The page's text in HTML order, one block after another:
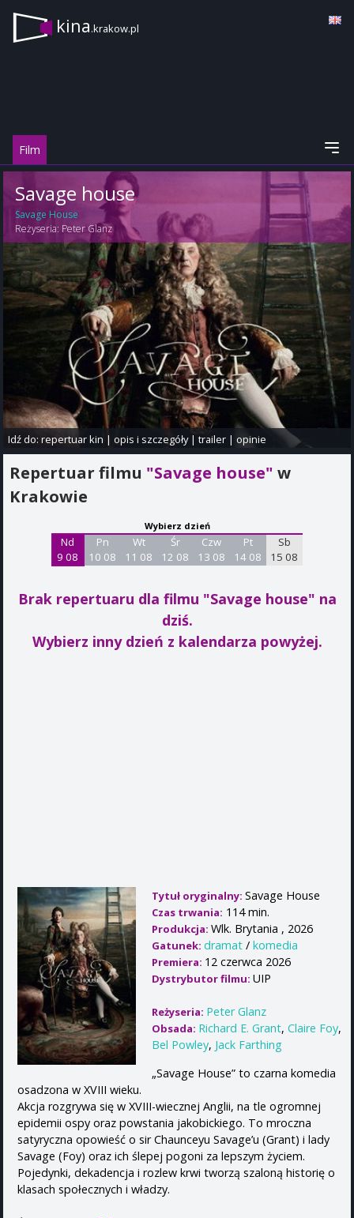
kina.krakow.pl
Film
Savage house
Savage House
Reżyseria: Peter Glanz
Idź do:repertuar kin |opis i szczegóły|trailer |opinie
Repertuar filmu "Savage house" w
Krakowie
Wybierz dzień
Nd
9 08
Pn
10 08
Wt
11 08
Śr
12 08
Czw
13 08
Pt
14 08
Sb
15 08
Brak repertuaru dla filmu "Savage house" na
dziś.
Wybierz inny dzień z kalendarza powyżej.
Tytuł oryginalny: Savage House
Czas trwania: 114 min.
Produkcja: Wlk. Brytania , 2026
Gatunek: dramat / komedia
Premiera: 12 czerwca 2026
Dystrybutor filmu: UIP
Reżyseria: Peter Glanz
Obsada: Richard E. Grant, Claire Foy,
Bel Powley, Jack Farthing
„Savage House” to czarna komedia
osadzona w XVIII wieku.
Akcja rozgrywa się w XVIII-wiecznej Anglii, na tle ogromnej
epidemii ospy oraz powstania jakobickiego. To mroczna
satyryczna opowieść o sir Chaunceyu Savage’u (Grant) i lady
Savage (Foy) oraz ich ślepej pogoni za lepszym życiem.
Pojedynki, dekadencja i rozlew krwi tworzą szaloną historię o
klasach społecznych i władzy.